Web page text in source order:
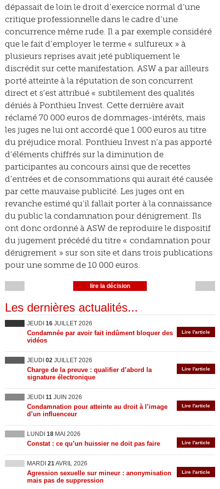
dépassait de loin le droit d’exercice normal d’une
critique professionnelle dans le cadre d’une
concurrence même rude. Il a par exemple considéré
que le fait d’employer le terme « sulfureux » à
plusieurs reprises avait jeté publiquement le
discrédit sur cette manifestation. ASW a par ailleurs
porté atteinte à la réputation de son concurrent
direct et s’est attribué « subtilement des qualités
déniés à Ponthieu Invest. Cette dernière avait
réclamé 70 000 euros de dommages-intérêts, mais
les juges ne lui ont accordé que 1 000 euros au titre
du préjudice moral. Ponthieu Invest n’a pas apporté
d’éléments chiffrés sur la diminution de
participantes au concours ainsi que de recettes
d’entrées et de consommations qui aurait été causée
par cette mauvaise publicité. Les juges ont en
revanche estimé qu’il fallait porter à la connaissance
du public la condamnation pour dénigrement. Ils
ont donc ordonné à ASW de reproduire le dispositif
du jugement précédé du titre « condamnation pour
dénigrement » sur son site et dans trois publications
pour une somme de 10 000 euros.
lire la décision
Les dernières actualités...
JEUDI 16 JUILLET 2026
Lire l'article
Condamnée par avoir fait indûment bloquer des
vidéos
JEUDI 02 JUILLET 2026
Lire l'article
Charge de la preuve : qualifier d’abord la
signature électronique
JEUDI 11 JUIN 2026
Lire l'article
Condamnation pour atteinte au droit à l’image
d’un influenceur
LUNDI 18 MAI 2026
Lire l'article
Constat : ce qu’un huissier ne doit pas faire
MARDI 21AVRIL 2026
Lire l'article
Agression sexuelle sur mineur : anonymisation
mais pas de suppression